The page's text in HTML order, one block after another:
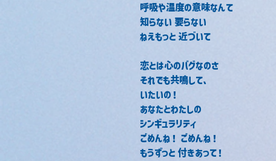
呼吸や温度の意味なんて
知らない 要らない
ねえもっと 近づいて
恋とは心のバグなのさ
それでも共鳴して、
いたいの！
あなたとわたしの
シンギュラリティ
ごめんね！ ごめんね！
もうずっと 付きあって！